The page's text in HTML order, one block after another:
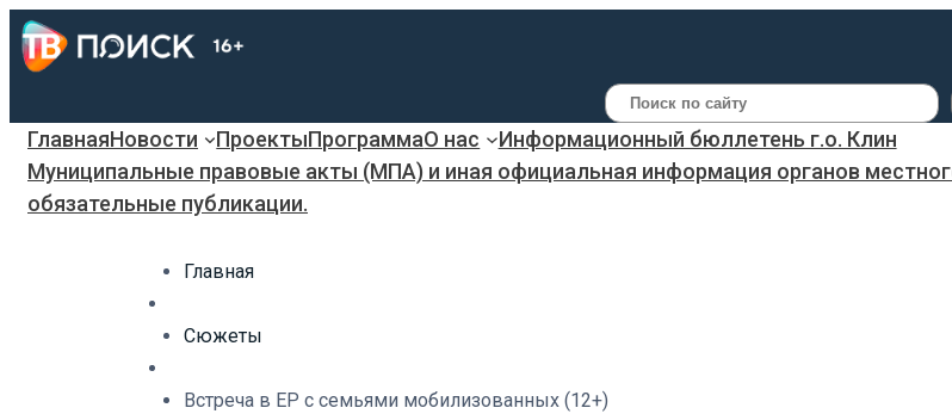
Поиск
ГлавнаяНовости ПроектыПрограммаО нас
Информационный бюллетень г.о. Клин
Муниципальные правовые акты (МПА) и иная официальная информация органов
обязательные публикации.
Главная
Сюжеты
Встреча в ЕР с семьями мобилизованных (12+)